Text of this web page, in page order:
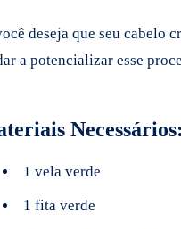
deseja que seu cabelo
a potencializar esse
Necessários:
1 vela verde
1 fita verde